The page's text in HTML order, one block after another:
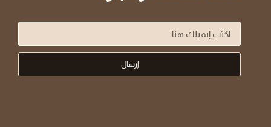
إرسال